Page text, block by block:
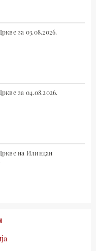
за 03.08.2026.
за 04.08.2026.
на Илиндан